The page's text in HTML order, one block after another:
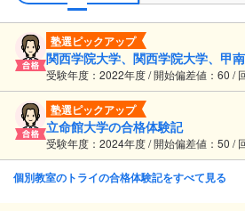
塾選ピックアップ
関西学院大学、関西学院大学、甲
受験年度：2022年度 / 開始偏差値：60 /
塾選ピックアップ
立命館大学の合格体験記
受験年度：2024年度 / 開始偏差値：50 /
個別教室のトライの合格体験記をすべて見る